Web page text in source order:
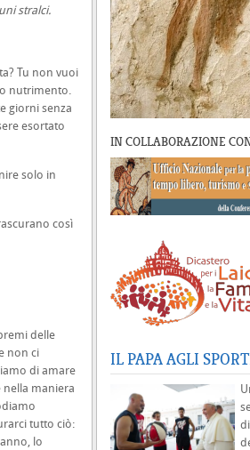
stralci.
Tu non vuoi
nutrimento.
giorni senza
esortato
solo in
così
delle
non ci
di amare
nella maniera
tutto ciò:
lo
IN COLLABORAZIONE
IL PAPA AGLI